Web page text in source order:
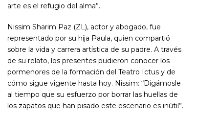
arte es el refugio del alma”.
Nissim Sharim Paz (ZL), actor y abogado, fue
representado por su hija Paula, quien compartió
sobre la vida y carrera artística de su padre. A través
de su relato, los presentes pudieron conocer los
pormenores de la formación del Teatro Ictus y de
cómo sigue vigente hasta hoy. Nissim: “Digámosle
al tiempo que su esfuerzo por borrar las huellas de
los zapatos que han pisado este escenario es inútil”.